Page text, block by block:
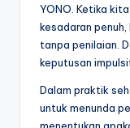
YONO. Ketika
kesadaran
tanpa penilaian.
keputusan
Dalam praktik
untuk menunda
menentukan